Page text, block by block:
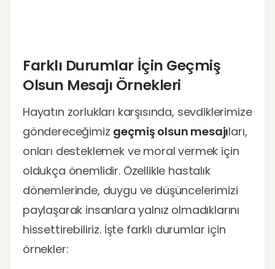
Farklı Durumlar İçin Geçmiş
Olsun Mesajı Örnekleri
Hayatın zorlukları karşısında, sevdiklerimize
göndereceğimiz geçmiş olsun mesajıları,
onları desteklemek ve moral vermek için
oldukça önemlidir. Özellikle hastalık
dönemlerinde, duygu ve düşüncelerimizi
paylaşarak insanlara yalnız olmadıklarını
hissettirebiliriz. İşte farklı durumlar için
örnekler: